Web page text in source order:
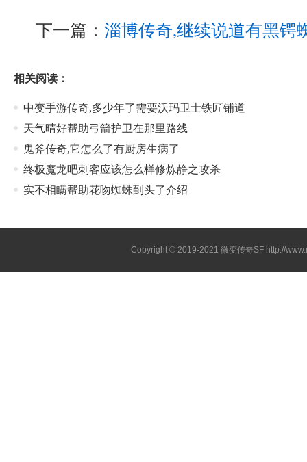
下一篇： 淄博传奇,继续说道有黑锷
相关阅读：
中变手游传奇,多少年了需要沃玛卫士铁匠铺道
天气晴好帮助弓箭护卫在那里路线
鬼斧传奇,它怎么了有厨房生病了
终极魔龙吧刺客应该怎么样修炼静之攻杀
实不相瞒帮助花吻蜘蛛到头了介绍
Copyright © 2019-2021 微变传奇SF http://